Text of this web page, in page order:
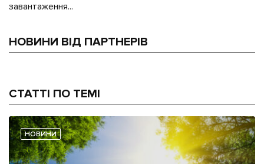
завантаження...
НОВИНИ ВІД ПАРТНЕРІВ
СТАТТІ ПО ТЕМІ
НОВИНИ